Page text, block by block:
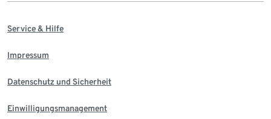
Service & Hilfe
Impressum
Datenschutz und Sicherheit
Einwilligungsmanagement